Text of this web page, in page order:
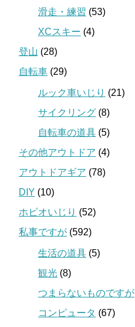
滑走・練習 (53)
XCスキー (4)
登山 (28)
自転車 (29)
ルック車いじり (21)
サイクリング (8)
自転車の道具 (5)
その他アウトドア (4)
アウトドアギア (78)
DIY (10)
ホビオいじり (52)
私事ですが (592)
生活の道具 (5)
観光 (8)
つまらないものですが
コンピュータ (67)